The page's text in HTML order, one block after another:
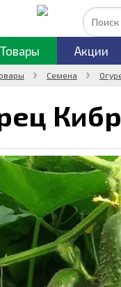
Товары Акции
Семена